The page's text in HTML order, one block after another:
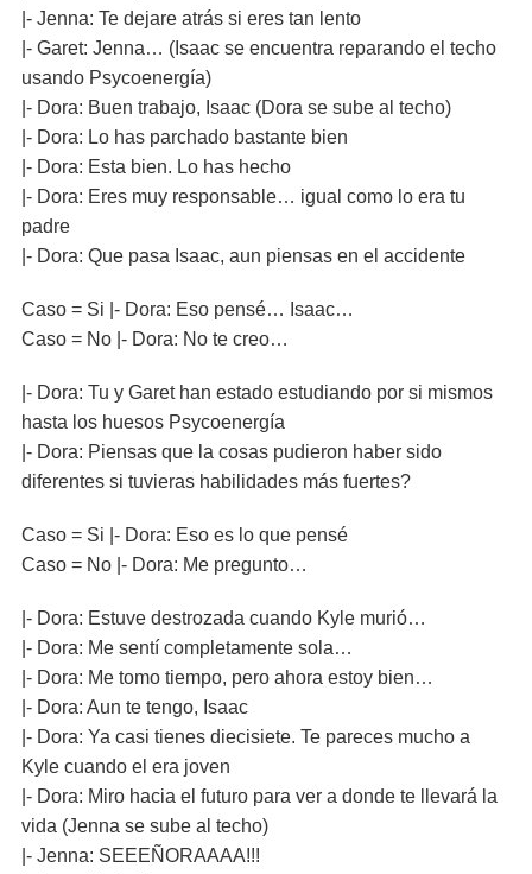
|- Jenna: Te dejare atrás si eres tan lento
|- Garet: Jenna… (Isaac se encuentra reparando el techo
usando Psycoenergía)
|- Dora: Buen trabajo, Isaac (Dora se sube al techo)
|- Dora: Lo has parchado bastante bien
|- Dora: Esta bien. Lo has hecho
|- Dora: Eres muy responsable… igual como lo era tu
padre
|- Dora: Que pasa Isaac, aun piensas en el accidente
Caso = Si |- Dora: Eso pensé… Isaac…
Caso = No |- Dora: No te creo…
|- Dora: Tu y Garet han estado estudiando por si mismos
hasta los huesos Psycoenergía
|- Dora: Piensas que la cosas pudieron haber sido
diferentes si tuvieras habilidades más fuertes?
Caso = Si |- Dora: Eso es lo que pensé
Caso = No |- Dora: Me pregunto…
|- Dora: Estuve destrozada cuando Kyle murió…
|- Dora: Me sentí completamente sola…
|- Dora: Me tomo tiempo, pero ahora estoy bien…
|- Dora: Aun te tengo, Isaac
|- Dora: Ya casi tienes diecisiete. Te pareces mucho a
Kyle cuando el era joven
|- Dora: Miro hacia el futuro para ver a donde te llevará la
vida (Jenna se sube al techo)
|- Jenna: SEEEÑORAAAA!!!